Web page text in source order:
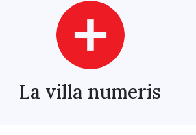
La villa numeris